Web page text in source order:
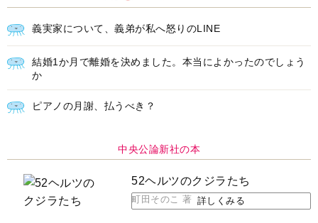
義実家について、義弟が私へ怒りのLINE
結婚1か月で離婚を決めました。本当によかったのでしょう
か
ピアノの月謝、払うべき？
中央公論新社の本
52ヘルツのクジラたち
町田そのこ 著 詳しくみる